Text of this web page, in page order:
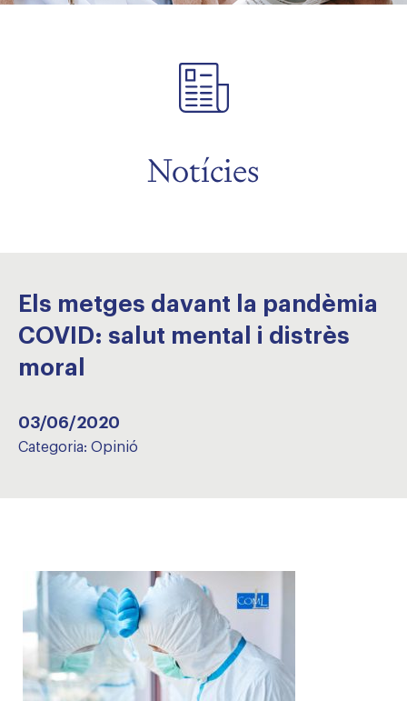
Notícies
Els metges davant la pandèmia
COVID: salut mental i distrès
moral
03/06/2020
Categoria: Opinió